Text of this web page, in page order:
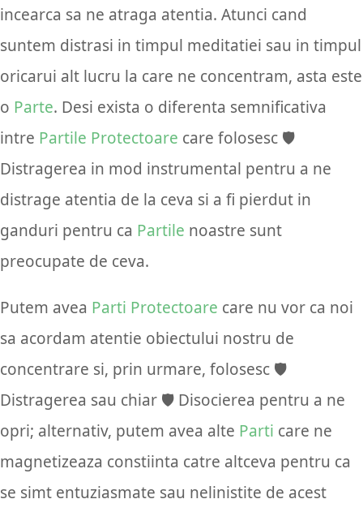
incearca sa ne atraga atentia. Atunci cand
suntem distrasi in timpul meditatiei sau in timpul
oricarui alt lucru la care ne concentram, asta este
o Parte. Desi exista o diferenta semnificativa
intre Partile Protectoare care folosesc 🛡️
Distragerea in mod instrumental pentru a ne
distrage atentia de la ceva si a fi pierdut in
ganduri pentru ca Partile noastre sunt
preocupate de ceva.
Putem avea Parti Protectoare care nu vor ca noi
sa acordam atentie obiectului nostru de
concentrare si, prin urmare, folosesc 🛡️
Distragerea sau chiar 🛡️ Disocierea pentru a ne
opri; alternativ, putem avea alte Parti care ne
magnetizeaza constiinta catre altceva pentru ca
se simt entuziasmate sau nelinistite de acest